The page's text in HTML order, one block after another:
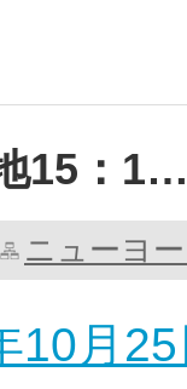
15：
ニューヨ
10月